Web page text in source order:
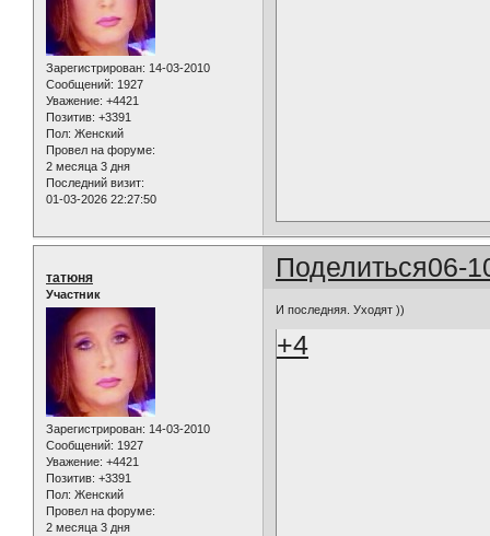
Зарегистрирован: 14-03-2010
Сообщений: 1927
Уважение: +4421
Позитив: +3391
Пол: Женский
Провел на форуме:
2 месяца 3 дня
Последний визит:
01-03-2026 22:27:50
Поделиться06-
татюня
Участник
Зарегистрирован: 14-03-2010
Сообщений: 1927
Уважение: +4421
Позитив: +3391
Пол: Женский
Провел на форуме:
2 месяца 3 дня
И последняя. Уходят ))
+4